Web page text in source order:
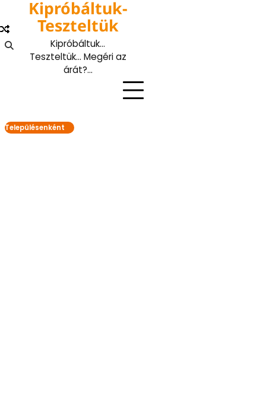
content
Kipróbáltuk-
Teszteltük
Kipróbáltuk…
Teszteltük… Megéri az
árát?…
Településenként